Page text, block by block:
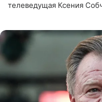
телеведущая Ксения